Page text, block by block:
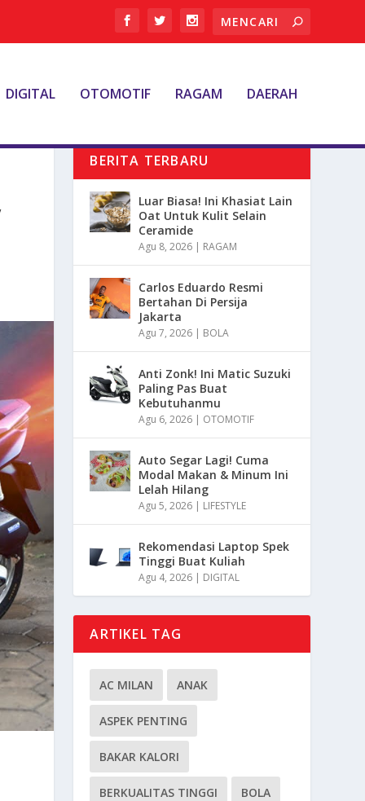
DIGITAL OTOMOTIF RAGAM DAERAH
BERITA TERBARU
Luar Biasa! Ini Khasiat Lain
Oat Untuk Kulit Selain
Ceramide
Agu 8, 2026 | RAGAM
Carlos Eduardo Resmi
Bertahan Di Persija
Jakarta
Agu 7, 2026 | BOLA
Anti Zonk! Ini Matic Suzuki
Paling Pas Buat
Kebutuhanmu
Agu 6, 2026 | OTOMOTIF
Auto Segar Lagi! Cuma
Modal Makan & Minum Ini
Lelah Hilang
Agu 5, 2026 | LIFESTYLE
Rekomendasi Laptop Spek
Tinggi Buat Kuliah
Agu 4, 2026 | DIGITAL
ARTIKEL TAG
AC MILAN ANAK
ASPEK PENTING
BAKAR KALORI
BERKUALITAS TINGGI BOLA